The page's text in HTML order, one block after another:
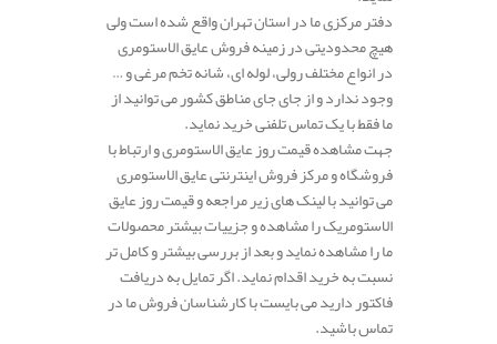
دفتر مرکزی ما در استان تهران واقع شده است ولی
هیچ محدودیتی در زمینه فروش عایق الاستومری
در انواع مختلف رولی، لوله ای، شانه تخم مرغی و …
وجود ندارد و از جای جای مناطق کشور می توانید از
ما فقط با یک تماس تلفنی خرید نماید.
جهت مشاهده قیمت روز عایق الاستومری و ارتباط با
فروشگاه و مرکز فروش اینترنتی عایق الاستومری
می توانید با لینک های زیر مراجعه و قیمت روز عایق
الاستومریک را مشاهده و جزییات بیشتر محصولات
ما را مشاهده نماید و بعد از بررسی بیشتر و کامل تر
نسبت به خرید اقدام نماید. اگر تمایل به دریافت
فاکتور دارید می بایست با کارشناسان فروش ما در
تماس باشید.